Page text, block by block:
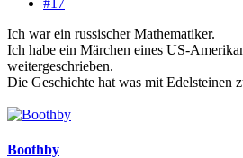
Ich war ein russischer Mathematiker.
Ich habe ein Märchen eines US-
weitergeschrieben.
Die Geschichte hat was mit Edelsteinen
Boothby